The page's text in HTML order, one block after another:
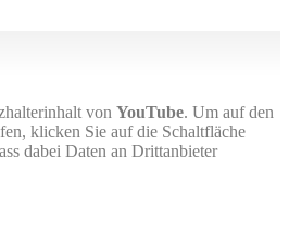
von YouTube. Um auf den
klicken Sie auf die Schaltfläche
dabei Daten an Drittanbieter